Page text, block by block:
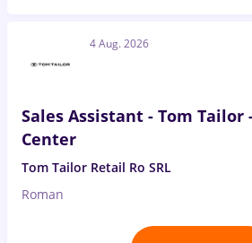
4 Aug. 2026
Sales Assistant - Tom Tailor
Center
Tom Tailor Retail Ro SRL
Roman